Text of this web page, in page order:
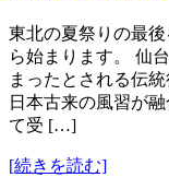
東北の夏祭りの最
ら始まります。 仙
まったとされる伝
日本古来の風習が
て受 […]
[続きを読む]